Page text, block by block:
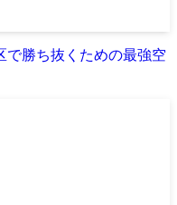
で勝ち抜くための最強空